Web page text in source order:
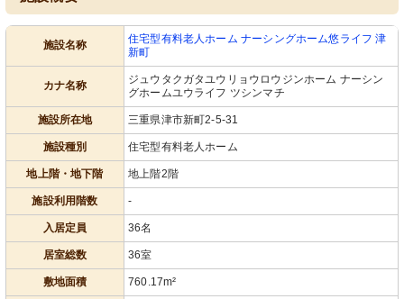
浴室
自然光が差し込む機能的な空間です。
利用しやすい設備が整った浴室となっ
ています。
浴室
最新の設備が整った浴室です。利用者
の負担を軽減する工夫がなされていま
清潔感あふれる広い空間で、快適に使
用できる最新の浴槽設備があります。
スロープ付きの入り口で、安全に出入
施設名称
住宅型有料老人ホーム ナーシングホーム悠ライフ 津
新町
カナ名称
ジュウタクガタユウリョウロウジンホーム ナーシン
グホームユウライフ ツシンマチ
施設所在地 三重県津市新町2-5-31
施設種別 住宅型有料老人ホーム
地上階・地下階 地上階2階
施設利用階数 -
入居定員 36名
居室総数 36室
敷地面積 760.17m²